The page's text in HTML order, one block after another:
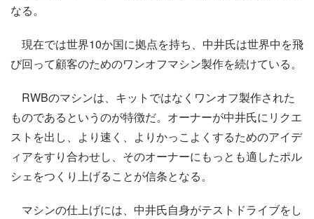
なる。
現在では世界10か国に拠点を持ち、中井氏は世界中を飛
び回って顧客のためのワンオフマシン製作を続けている。
RWBのマシンは、キットではなくワンオフ製作された
ものであるというのが特徴だ。オーナーが中井氏にリクエ
ストを出し、より速く、よりかっこよくするためのアイデ
ィアをすり合わせし、そのオーナーにもっとも適したポル
シェをつくり上げることが信条となる。
マシンの仕上げには、中井氏自身がテストドライブをし